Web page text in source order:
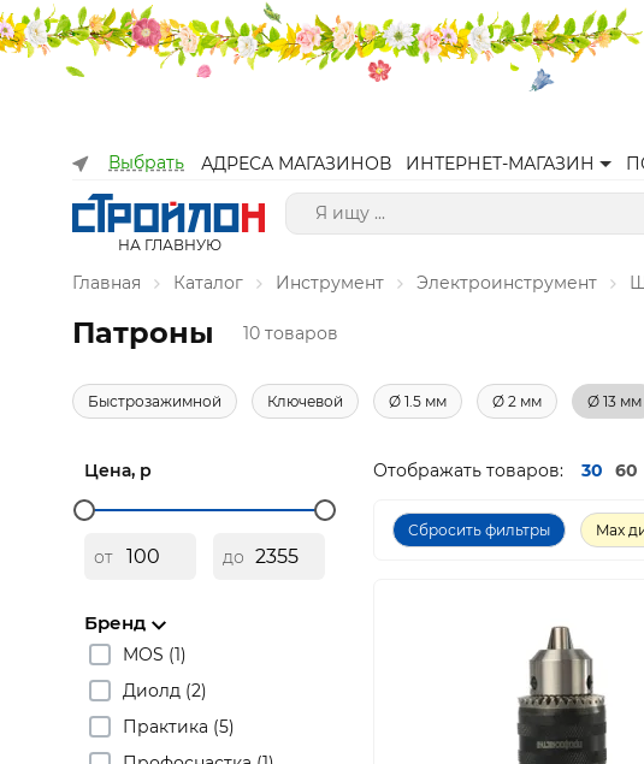
Выбрать АДРЕСА МАГАЗИНОВ ИНТЕРНЕТ-МАГАЗИН
НА ГЛАВНУЮ
Главная Каталог Инструмент Электроинструмент
Патроны 10 товаров
Быстрозажимной Ключевой Ø 1.5 мм Ø 2 мм Ø 13 мм
Цена, р
от до
Бренд
MOS (1)
Диолд (2)
Практика (5)
Отображать товаров: 30 60
Сбросить фильтры Max